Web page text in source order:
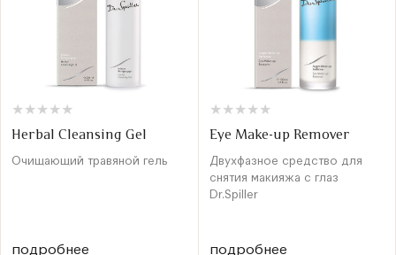
★
★ ★
★ ★
★ ★
★ ★
★
Herbal Cleansing Gel
Очищающий травяной гель
подробнее
★
★ ★
★ ★
★ ★
★ ★
★
Eye Make-up Remover
Двухфазное средство для
снятия макияжа с глаз
Dr.Spiller
подробнее